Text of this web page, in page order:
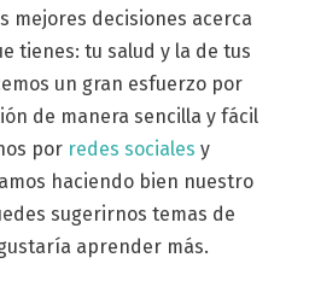
mejores decisiones acerca
tienes: tu salud y la de tus
un gran esfuerzo por
de manera sencilla y fácil
por redes sociales y
haciendo bien nuestro
sugerirnos temas de
aprender más.